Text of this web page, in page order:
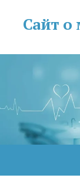
Сайт о